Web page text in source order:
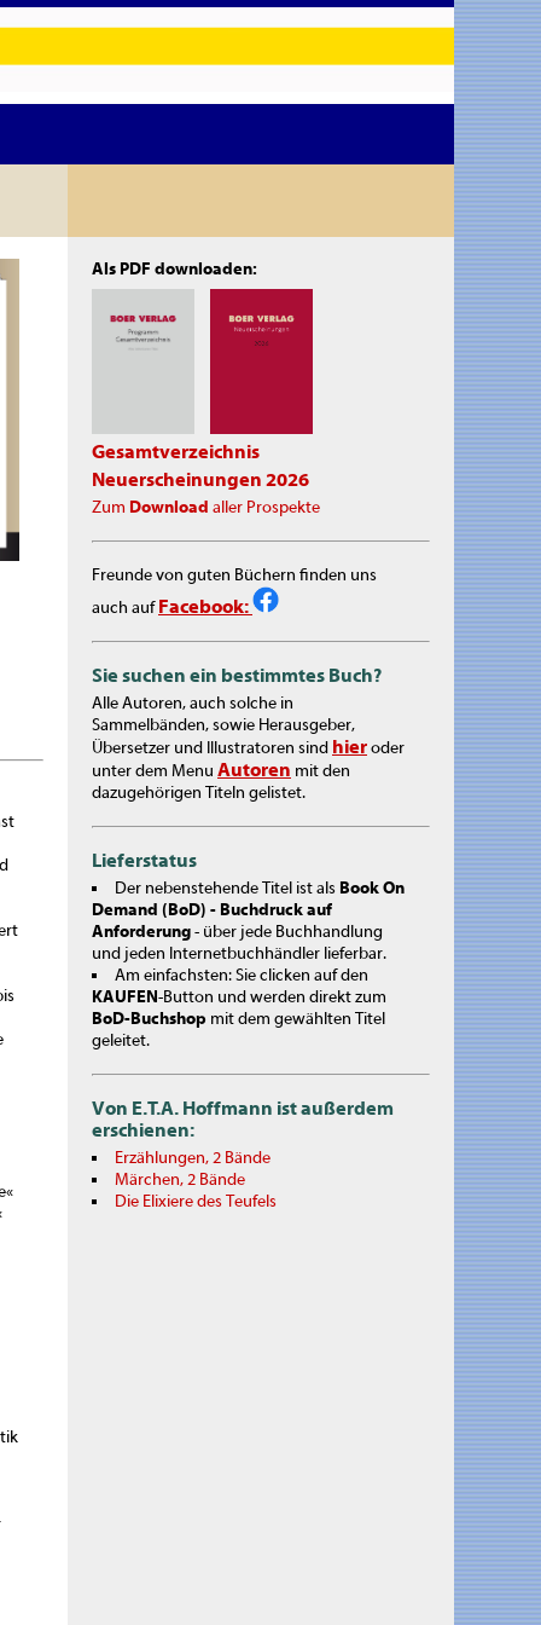
Als PDF downloaden:
Gesamtverzeichnis
Neuerscheinungen 2026
Zum Download aller Prospekte
Freunde von guten Büchern finden uns
auch auf Facebook:
Sie suchen ein bestimmtes Buch?
Alle Autoren, auch solche in
Sammelbänden, sowie Herausgeber,
Übersetzer und Illustratoren sind hieroder
unter dem Menu Autoren mit den
dazugehörigen Titeln gelistet.
Lieferstatus
Der nebenstehende Titel ist als Book On
Demand (BoD) - Buchdruck auf
Anforderung- über jede Buchhandlung
und jeden Internetbuchhändler lieferbar.
Am einfachsten: Sie clicken auf den
KAUFEN-Button und werden direkt zum
BoD-Buchshop mit dem gewählten Titel
geleitet.
Von E.T.A. Hoffmann ist außerdem
erschienen:
Erzählungen, 2 Bände
Märchen, 2 Bände
Die Elixiere des Teufels